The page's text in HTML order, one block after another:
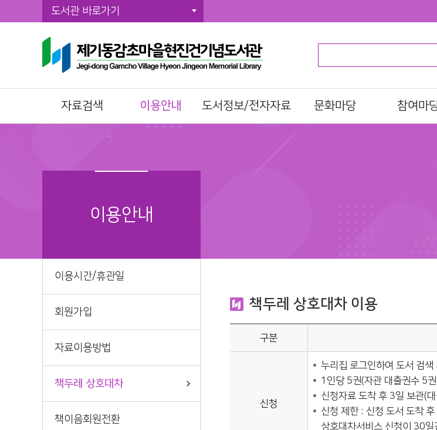
도서관 바로가기
자료검색
신착자료검색
공공도서관 인기도
이용안내
자료이용방법
책이음회원전환
시설이용방법
책나래
도서정보/전자자료
전자잡지(E-Journal)
문화마당 참여마
이용안내
이용시간/휴관일
회원가입
자료이용방법
책두레 상호대차
책이음회원전환
책두레 상호대차 이용
구분
신청
누리집 로그인하여 도서 검
1인당 5권(자관 대출권수 5
신청자료 도착 후 3일 보관(
신청 제한 : 신청 도서 도착
상호대차서비스 신청이 30일